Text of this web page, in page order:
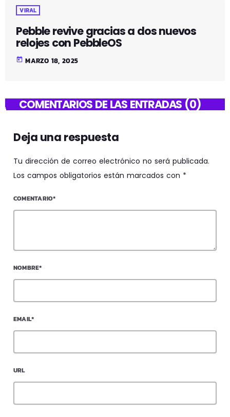
VIRAL
Pebble revive gracias a dos nuevos
relojes con PebbleOS
today MARZO 18, 2025
COMENTARIOS DE LAS ENTRADAS (0)
Deja una respuesta
Tu dirección de correo electrónico no será publicada.
Los campos obligatorios están marcados con *
COMENTARIO*
NOMBRE*
EMAIL*
URL